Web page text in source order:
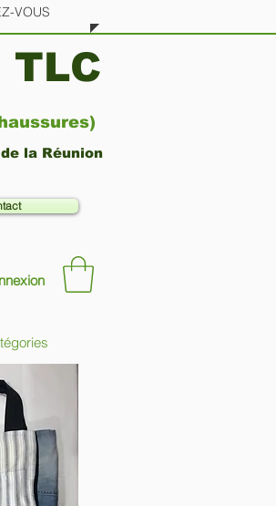
VOUS
la Réunion